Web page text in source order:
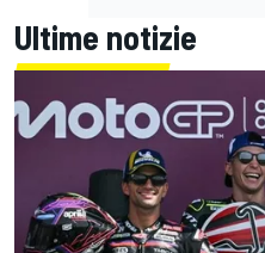
Ultime notizie